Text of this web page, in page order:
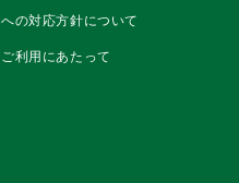
への対応方針について
ご利用にあたって